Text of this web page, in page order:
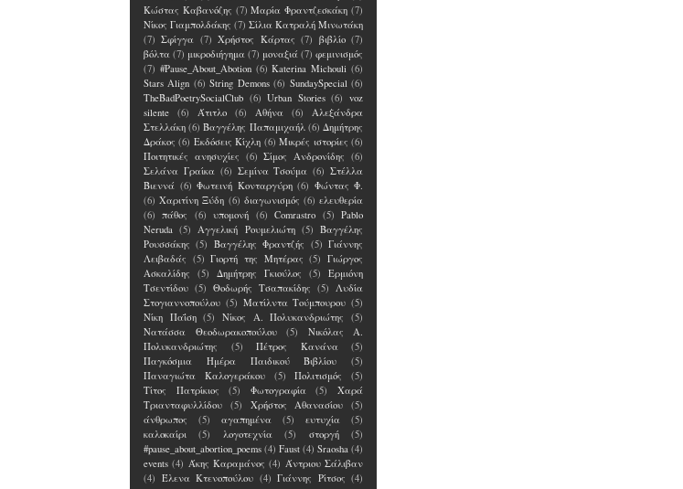
Κώστας Καβανόζης (7) Μαρία Φραντζεσκάκη (7)
Νίκος Γιαμπολδάκης (7) Σίλια Κατραλή Μινωτάκη
(7) Σφίγγα (7) Χρήστος Κάρτας (7) βιβλίο (7)
βόλτα (7) μικροδιήγημα (7) μοναξιά (7) φεμινισμός
(7) #Pause_About_Abotion (6) Katerina Michouli (6)
Stars Align (6) String Demons (6) SundaySpecial (6)
TheBadPoetrySocialClub (6) Urban Stories (6) voz
silente
(6) Άτιτλο (6) Αθήνα (6)
Αλεξάνδρα
Στελλάκη (6) Βαγγέλης Παπαμιχαήλ (6) Δημήτρης
Δράκος (6) Εκδόσεις Κίχλη (6) Μικρές ιστορίες (6)
Ποιτητικές ανησυχίες (6) Σίμος Ανδρονίδης (6)
Σελάνα Γραίκα (6) Σεμίνα Τσούμα (6) Στέλλα
Βιεννά (6) Φωτεινή Κονταργύρη (6) Φώντας Φ.
(6) Χαριτίνη Ξύδη (6) διαγωνισμός (6) ελευθερία
(6)
πάθος (6) υπομονή (6) Comrastro (5) Pablo
Neruda (5) Αγγελική Ρουμελιώτη (5) Βαγγέλης
Ρουσσάκης (5) Βαγγέλης Φραντζής (5) Γιάννης
Λειβαδάς (5) Γιορτή της Μητέρας (5) Γιώργος
Ασκαλίδης
(5) Δημήτρης Γκιούλος (5)
Ερμιόνη
Τσεντίδου (5) Θοδωρής Τσαπακίδης (5) Λυδία
Στογιαννοπούλου (5) Ματίλντα Τούμπουρου (5)
Νίκη Παΐση (5) Νίκος Α. Πολυκανδριώτης
(5)
Νατάσσα Θεοδωρακοπούλου
(5)
Νικόλας Α.
Πολυκανδριώτης
(5) Πέτρος Κανάνα
(5)
Παγκόσμια Ημέρα Παιδικού Βιβλίου
(5)
Παναγιώτα Καλογεράκου
(5) Πολιτισμός
(5)
Τίτος Πατρίκιος
(5) Φωτογραφία (5)
Χαρά
Τριανταφυλλίδου
(5) Χρήστος Αθανασίου
(5)
άνθρωπος
(5) αγαπημένα (5) ευτυχία
(5)
καλοκαίρι
(5) λογοτεχνία (5) στοργή
(5)
#pause_about_abortion_poems (4) Faust (4) Sraosha (4)
events (4) Άκης Καραμάνος (4) Άντριου Σάλιβαν
(4) Έλενα Kτενοπούλου (4) Γιάννης Ρίτσος (4)